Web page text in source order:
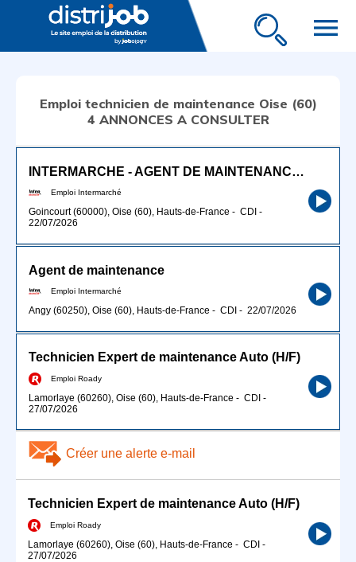
menu
Emploi technicien de maintenance Oise (60)
4 ANNONCES A CONSULTER
INTERMARCHE - AGENT DE MAINTENANCE (H/F)
Emploi Intermarché
Goincourt (60000), Oise (60), Hauts-de-France - CDI -
22/07/2026
Agent de maintenance
Emploi Intermarché
Angy (60250), Oise (60), Hauts-de-France - CDI - 22/07/2026
Technicien Expert de maintenance Auto (H/F)
Emploi Roady
Lamorlaye (60260), Oise (60), Hauts-de-France - CDI -
27/07/2026
Créer une alerte e-mail
Technicien Expert de maintenance Auto (H/F)
Emploi Roady
Lamorlaye (60260), Oise (60), Hauts-de-France - CDI -
27/07/2026